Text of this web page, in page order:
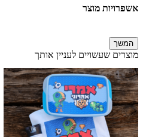
אשפרויות מוצר
המשך
מוצרים שעשויים לעניין אותך